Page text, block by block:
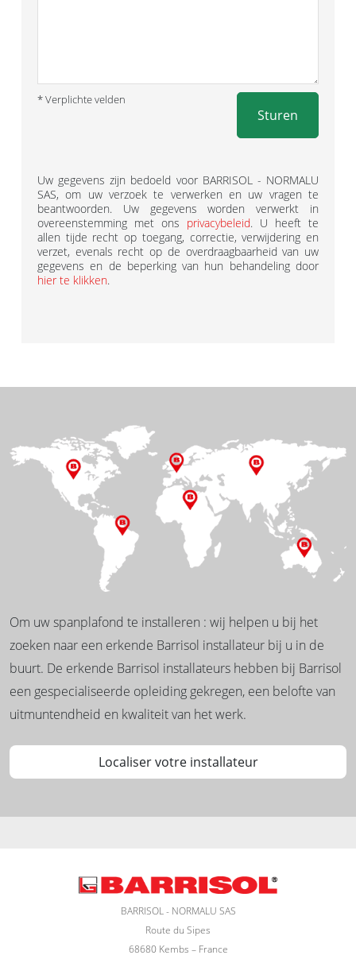
* Verplichte velden
Sturen
Uw gegevens zijn bedoeld voor BARRISOL - NORMALU
SAS, om uw verzoek te verwerken en uw vragen te
beantwoorden. Uw gegevens worden verwerkt in
overeenstemming met ons privacybeleid. U heeft te
allen tijde recht op toegang, correctie, verwijdering en
verzet, evenals recht op de overdraagbaarheid van uw
gegevens en de beperking van hun behandeling door
hier te klikken.
Om uw spanplafond te installeren : wij helpen u bij het
zoeken naar een erkende Barrisol installateur bij u in de
buurt. De erkende Barrisol installateurs hebben bij Barrisol
een gespecialiseerde opleiding gekregen, een belofte van
uitmuntendheid en kwaliteit van het werk.
Localiser votre installateur
BARRISOL - NORMALU SAS
Route du Sipes
68680 Kembs – France